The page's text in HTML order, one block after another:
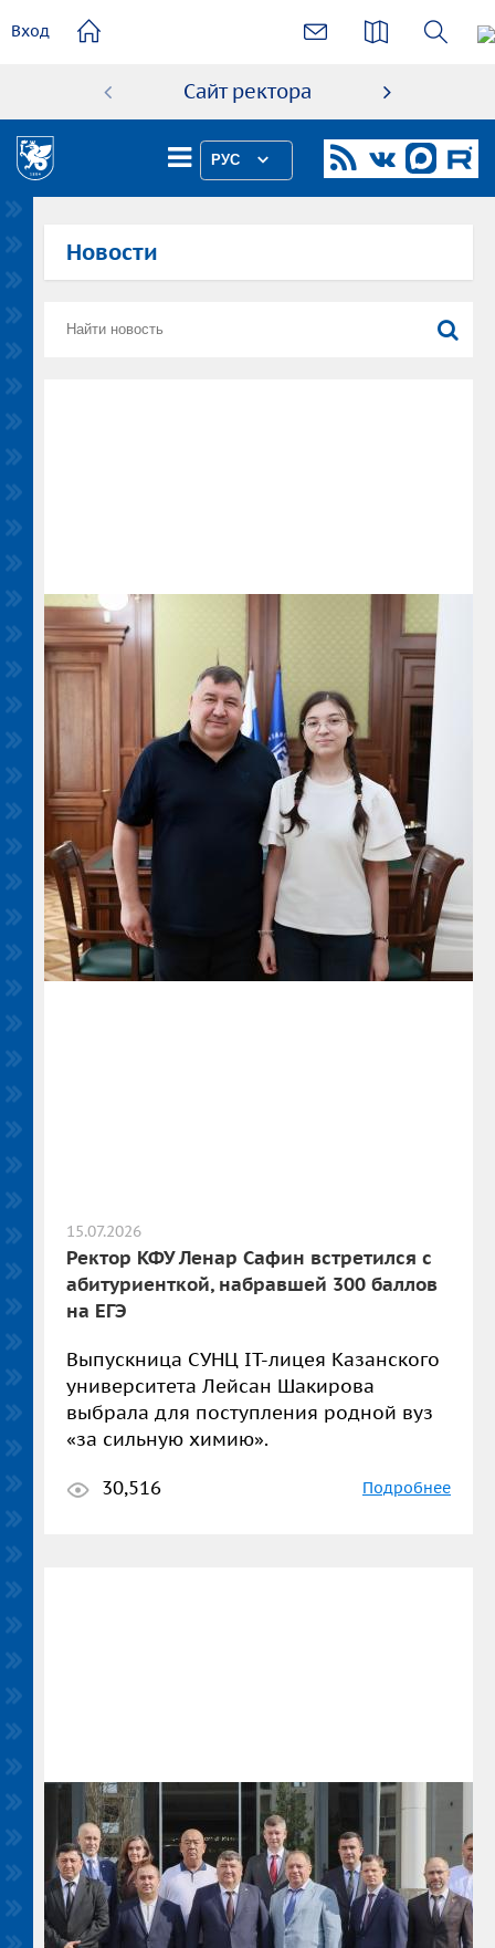
содержанию
Вход
Сайт ректора
РУС
Новости
15.07.2026
Ректор КФУ Ленар Сафин встретился с
абитуриенткой, набравшей 300 баллов
на ЕГЭ
Выпускница СУНЦ IT-лицея Казанского
университета Лейсан Шакирова
выбрала для поступления родной вуз
«за сильную химию».
30,516
Подробнее